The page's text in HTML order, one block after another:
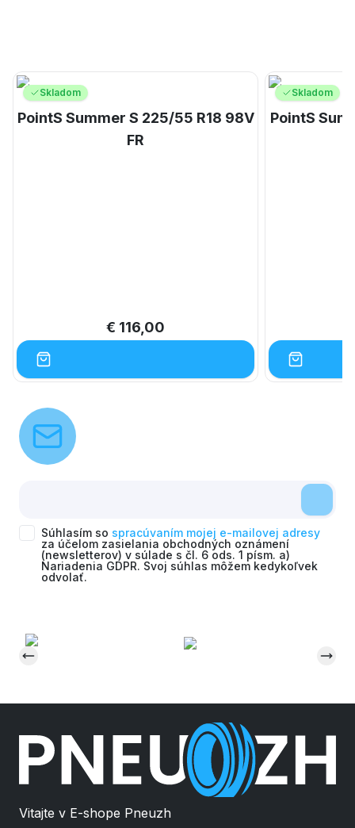
Skladom
PointS Summer S 225/55 R18 98V
FR
€ 116,00
Skladom
PointS
Súhlasím so spracúvaním mojej e-mailovej adresy
za účelom zasielania obchodných oznámení
(newsletterov) v súlade s čl. 6 ods. 1 písm. a)
Nariadenia GDPR. Svoj súhlas môžem kedykoľvek
odvolať.
Vitajte v E-shope Pneuzh